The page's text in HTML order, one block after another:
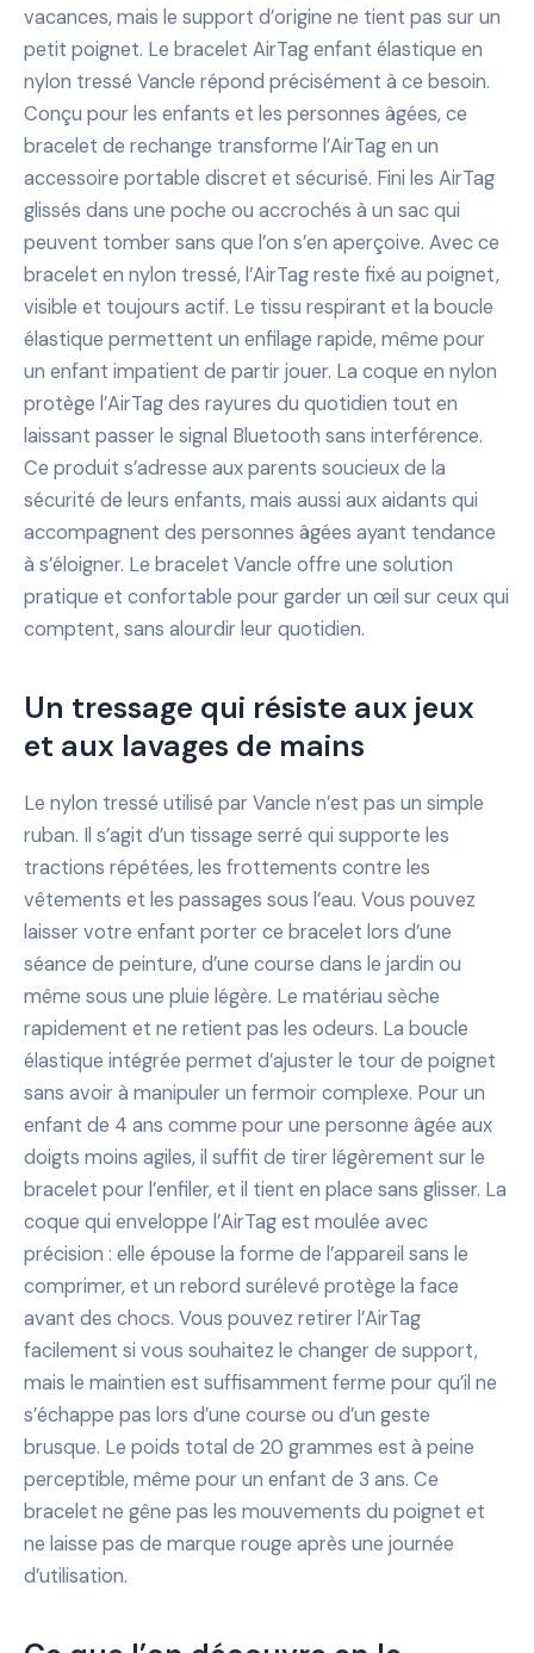
vacances, mais le support d’origine ne tient pas sur un
petit poignet. Le bracelet AirTag enfant élastique en
nylon tressé Vancle répond précisément à ce besoin.
Conçu pour les enfants et les personnes âgées, ce
bracelet de rechange transforme l’AirTag en un
accessoire portable discret et sécurisé. Fini les AirTag
glissés dans une poche ou accrochés à un sac qui
peuvent tomber sans que l’on s’en aperçoive. Avec ce
bracelet en nylon tressé, l’AirTag reste fixé au poignet,
visible et toujours actif. Le tissu respirant et la boucle
élastique permettent un enfilage rapide, même pour
un enfant impatient de partir jouer. La coque en nylon
protège l’AirTag des rayures du quotidien tout en
laissant passer le signal Bluetooth sans interférence.
Ce produit s’adresse aux parents soucieux de la
sécurité de leurs enfants, mais aussi aux aidants qui
accompagnent des personnes âgées ayant tendance
à s’éloigner. Le bracelet Vancle offre une solution
pratique et confortable pour garder un œil sur ceux qui
comptent, sans alourdir leur quotidien.
Un tressage qui résiste aux jeux
et aux lavages de mains
Le nylon tressé utilisé par Vancle n’est pas un simple
ruban. Il s’agit d’un tissage serré qui supporte les
tractions répétées, les frottements contre les
vêtements et les passages sous l’eau. Vous pouvez
laisser votre enfant porter ce bracelet lors d’une
séance de peinture, d’une course dans le jardin ou
même sous une pluie légère. Le matériau sèche
rapidement et ne retient pas les odeurs. La boucle
élastique intégrée permet d’ajuster le tour de poignet
sans avoir à manipuler un fermoir complexe. Pour un
enfant de 4 ans comme pour une personne âgée aux
doigts moins agiles, il suffit de tirer légèrement sur le
bracelet pour l’enfiler, et il tient en place sans glisser. La
coque qui enveloppe l’AirTag est moulée avec
précision : elle épouse la forme de l’appareil sans le
comprimer, et un rebord surélevé protège la face
avant des chocs. Vous pouvez retirer l’AirTag
facilement si vous souhaitez le changer de support,
mais le maintien est suffisamment ferme pour qu’il ne
s’échappe pas lors d’une course ou d’un geste
brusque. Le poids total de 20 grammes est à peine
perceptible, même pour un enfant de 3 ans. Ce
bracelet ne gêne pas les mouvements du poignet et
ne laisse pas de marque rouge après une journée
d’utilisation.